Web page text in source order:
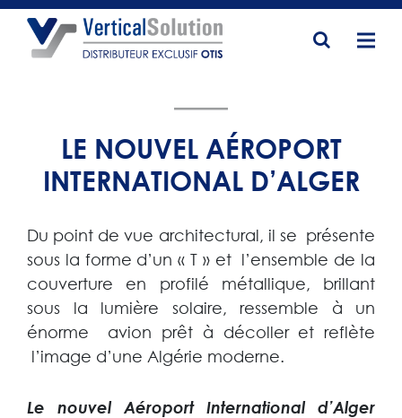
A PROPOS
• Missions & valeurs
• Recrutement
PRODUITS
Ascenseurs
• Gen2 Life
• Gen2 Genesis France
PROJETS
SERVICES
CONTACTS
LE NOUVEL AÉROPORT
INTERNATIONAL D’ALGER
Du point de vue architectural, il se présente
sous la forme d’un « T » et l’ensemble de la
couverture en profilé métallique, brillant
sous la lumière solaire, ressemble à un
énorme avion prêt à décoller et reflète
l’image d’une Algérie moderne.
Le nouvel Aéroport International d’Alger